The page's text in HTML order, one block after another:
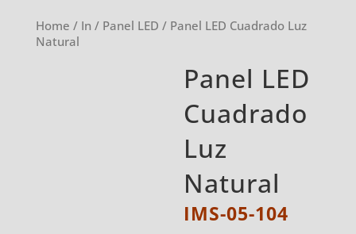
Home / In / Panel LED / Panel LED Cuadrado Luz
Natural
Panel LED
Cuadrado
Luz
Natural
IMS-05-104